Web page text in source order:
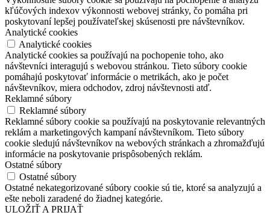
kľúčových indexov výkonnosti webovej stránky, čo pomáha pri
poskytovaní lepšej používateľskej skúsenosti pre návštevníkov.
Analytické cookies
Analytické cookies
Analytické cookies sa používajú na pochopenie toho, ako
návštevníci interagujú s webovou stránkou. Tieto súbory cookie
pomáhajú poskytovať informácie o metrikách, ako je počet
návštevníkov, miera odchodov, zdroj návštevnosti atď.
Reklamné súbory
Reklamné súbory
Reklamné súbory cookie sa používajú na poskytovanie relevantných
reklám a marketingových kampaní návštevníkom. Tieto súbory
cookie sledujú návštevníkov na webových stránkach a zhromažďujú
informácie na poskytovanie prispôsobených reklám.
Ostatné súbory
Ostatné súbory
Ostatné nekategorizované súbory cookie sú tie, ktoré sa analyzujú a
ešte neboli zaradené do žiadnej kategórie.
ULOŽIŤ A PRIJAŤ